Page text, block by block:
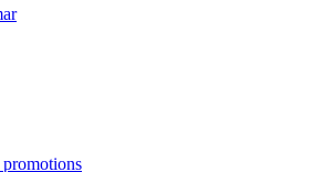
promotions